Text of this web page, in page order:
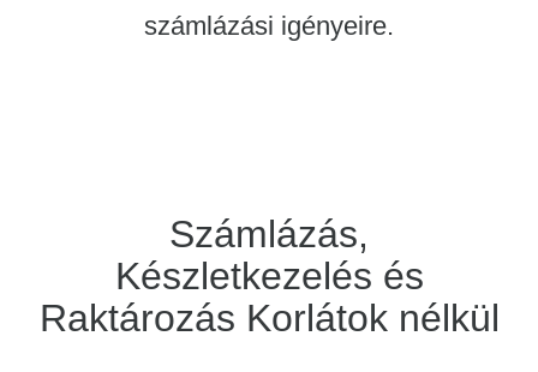
számlázási igényeire.
Számlázás,
Készletkezelés és
Raktározás Korlátok nélkül